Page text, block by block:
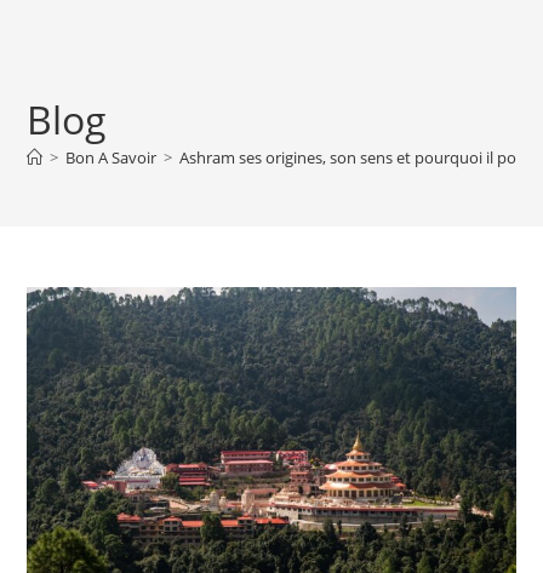
Blog
> Bon A Savoir > Ashram ses origines, son sens et pourquoi il